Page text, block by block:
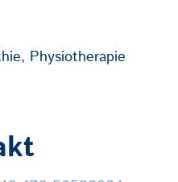
Physiotherapie